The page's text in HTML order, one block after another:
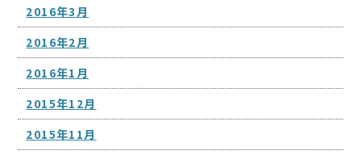
2016年3月
2016年2月
2016年1月
2015年12月
2015年11月